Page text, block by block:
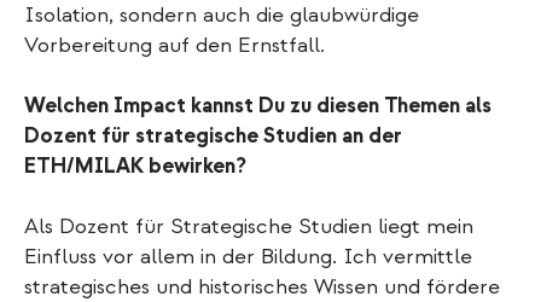
Isolation, sondern auch die glaubwürdige
Vorbereitung auf den Ernstfall.
Welchen Impact kannst Du zu diesen Themen als
Dozent für strategische Studien an der
ETH/MILAK bewirken?
Als Dozent für Strategische Studien liegt mein
Einfluss vor allem in der Bildung. Ich vermittle
strategisches und historisches Wissen und fördere